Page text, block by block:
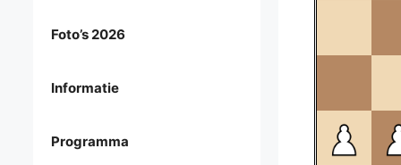
Foto’s 2026
Informatie
Programma